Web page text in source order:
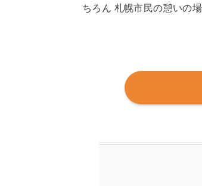
ちろん 札幌市民の憩いの